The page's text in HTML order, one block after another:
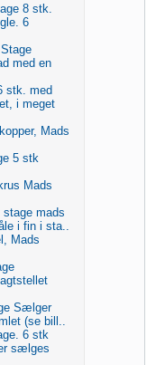
8 stk.
6
med en
stk. med
i meget
Mads
5 stk
Mads
mads
i fin i sta..
Mads
Sælger
(se bill..
6 stk
sælges